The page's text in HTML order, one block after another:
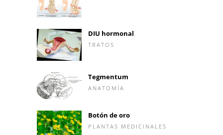
DIU hormonal
TRATOS
Tegmentum
ANATOMÍA
Botón de oro
PLANTAS MEDICINALES